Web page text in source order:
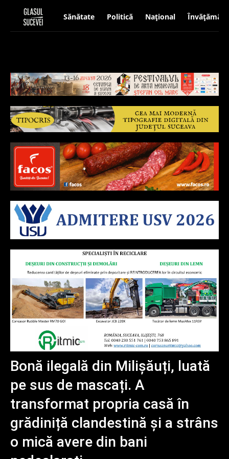
Sănătate Politică Național Învățământ
Bonă ilegală din Milișăuți, luată
pe sus de mascați. A
transformat propria casă în
grădiniță clandestină și a strâns
o mică avere din bani